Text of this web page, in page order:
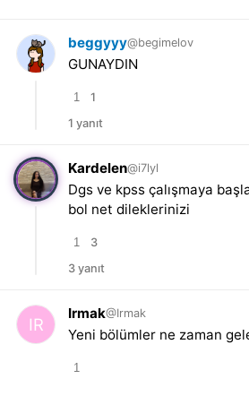
beggyyy@begimelov
GUNAYDIN
1
1
1 yanıt
Kardelen@i7lyl
Dgs ve kpss çalışmaya
bol net dileklerinizi
1
3
3 yanıt
Irmak@Irmak
Yeni bölümler ne zaman
1